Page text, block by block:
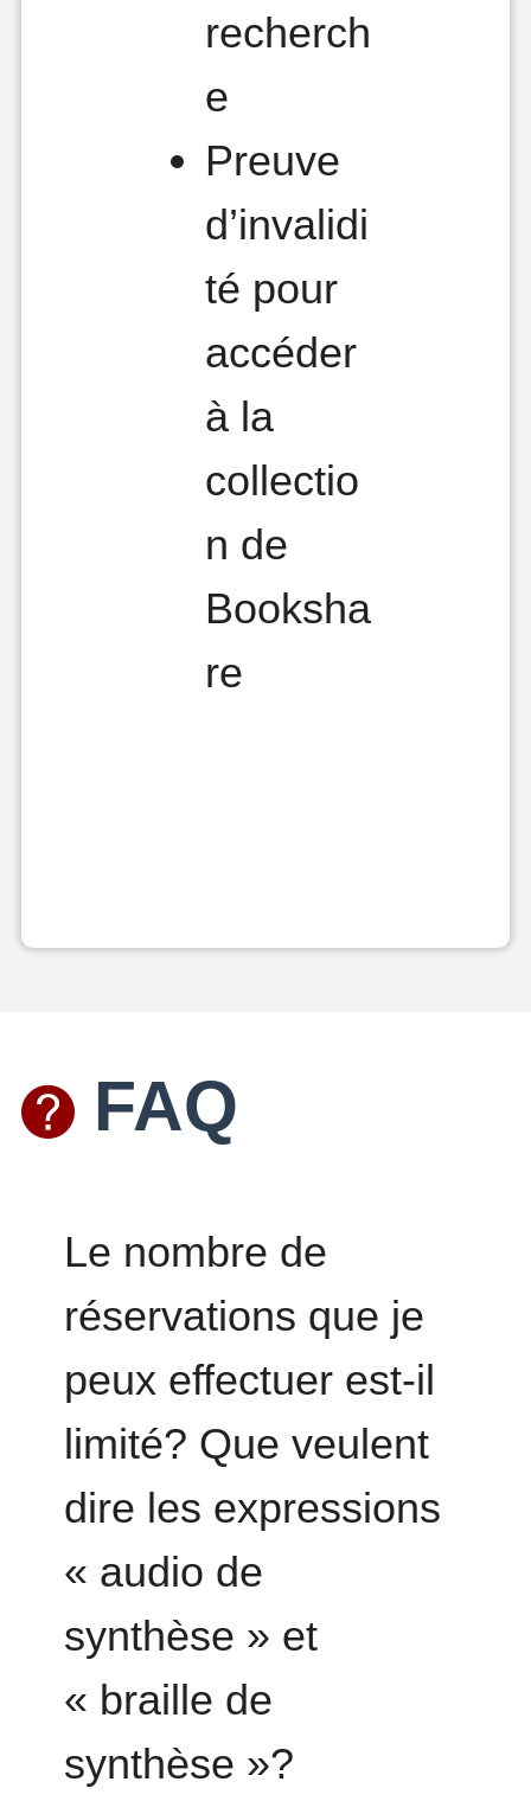
recherch
e
Preuve
d’invalidi
té pour
accéder
à la
collectio
n de
Booksha
re
FAQ
Le nombre de
réservations que je
peux effectuer est-il
limité? Que veulent
dire les expressions
« audio de
synthèse » et
« braille de
synthèse »?